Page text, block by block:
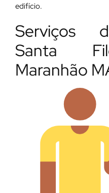
edifício.
Serviços
Santa
Maranhão